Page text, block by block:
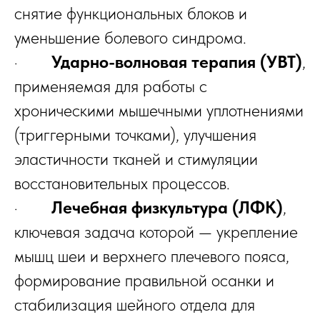
снятие функциональных блоков и
уменьшение болевого синдрома.
· Ударно-волновая терапия (УВТ),
применяемая для работы с
хроническими мышечными уплотнениями
(триггерными точками), улучшения
эластичности тканей и стимуляции
восстановительных процессов.
· Лечебная физкультура (ЛФК),
ключевая задача которой — укрепление
мышц шеи и верхнего плечевого пояса,
формирование правильной осанки и
стабилизация шейного отдела для